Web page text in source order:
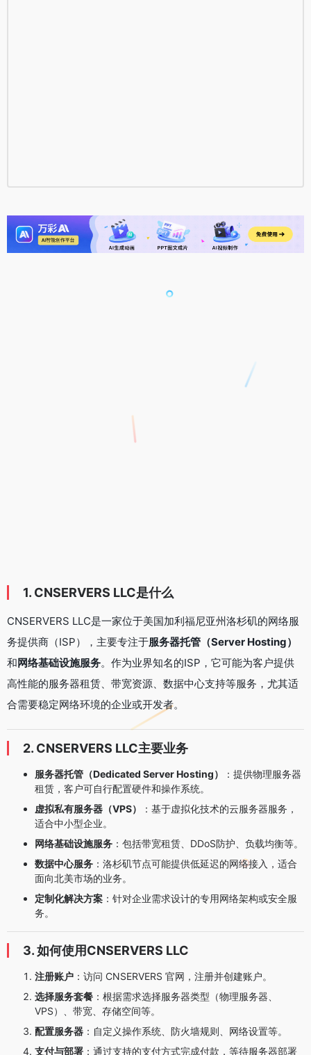
1. CNSERVERS LLC是什么
CNSERVERS LLC是一家位于美国加利福尼亚州洛杉矶的网络服
务提供商（ISP），主要专注于服务器托管（Server Hosting）
和 网络基础设施服务。作为业界知名的ISP，它可能为客户提供
高性能的服务器租赁、带宽资源、数据中心支持等服务，尤其适
合需要稳定网络环境的企业或开发者。
2. CNSERVERS LLC主要业务
服务器托管（Dedicated Server Hosting）
：提供物理服务器
租赁，客户可自行配置硬件和操作系统。
虚拟私有服务器（VPS）
：基于虚拟化技术的云服务器服务，
适合中小型企业。
网络基础设施服务 ：包括带宽租赁、DDoS防护、负载均衡等。
数据中心服务 ：洛杉矶节点可能提供低延迟的网络接入，适合
面向北美市场的业务。
定制化解决方案 ：针对企业需求设计的专用网络架构或安全服
务。
3. 如何使用CNSERVERS LLC
注册账户 ：访问 CNSERVERS 官网，注册并创建账户。
选择服务套餐 ：根据需求选择服务器类型（物理服务器、
VPS）、带宽、存储空间等。
配置服务器 ：自定义操作系统、防火墙规则、网络设置等。
支付与部署 ：通过支持的支付方式完成付款，等待服务器部署